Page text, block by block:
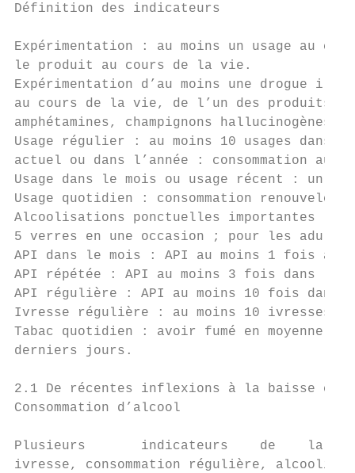
Définition des indicateurs
Expérimentation : au moins un usage au
le produit au cours de la vie.
Expérimentation d’au moins une drogue
au cours de la vie, de l’un des produits
amphétamines, champignons
Usage régulier : au moins 10 usages dans
actuel ou dans l’année : consommation au
Usage dans le mois ou usage récent : un
Usage quotidien : consommation renouvelée
Alcoolisations ponctuelles importantes
5 verres en une occasion ; pour les
API dans le mois : API au moins 1 fois au
API répétée : API au moins 3 fois dans le
API régulière : API au moins 10 fois dans
Ivresse régulière : au moins 10 ivresses
Tabac quotidien : avoir fumé en moyenne
derniers jours.
2.1 De récentes inflexions à la baisse en
Consommation d’alcool
Plusieurs       indicateurs    de    la
ivresse, consommation régulière,